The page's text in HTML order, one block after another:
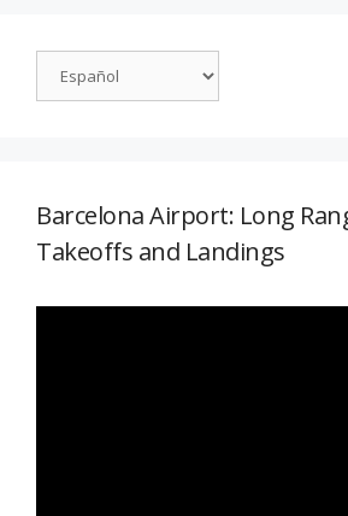
Barcelona Airport: Long
Takeoffs and Landings